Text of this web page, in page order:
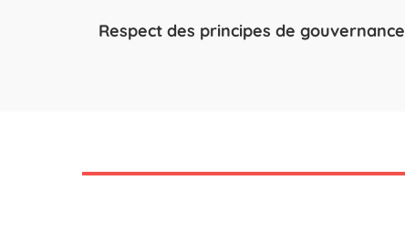
Respect des principes de gouvernance